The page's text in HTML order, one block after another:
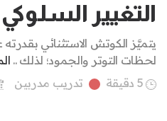
التغيير السلوكي
يتميَّز الكوتش الاستثنائي
لحظات التوتر والجمود؛ لذلك ..
5 دقيقة
تدريب مدربين